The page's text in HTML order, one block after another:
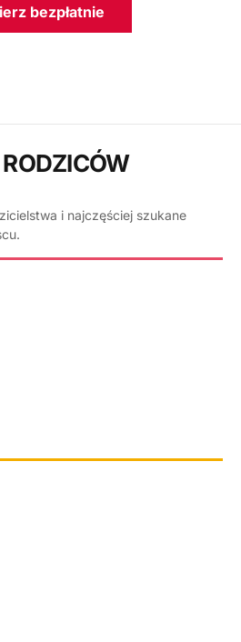
bezpłatnie
i najczęściej szukane